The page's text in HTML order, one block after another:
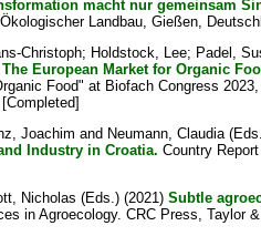
macht nur gemeinsam
Landbau, Gießen,
Christoph; Holdstock, Lee; Padel,
The European Market for Organic
Food" at Biofach Congress
Joachim and Neumann, Claudia
Industry in Croatia. Country
Nicholas (Eds.) (2021)Subtle
in Agroecology. CRC Press, Taylor